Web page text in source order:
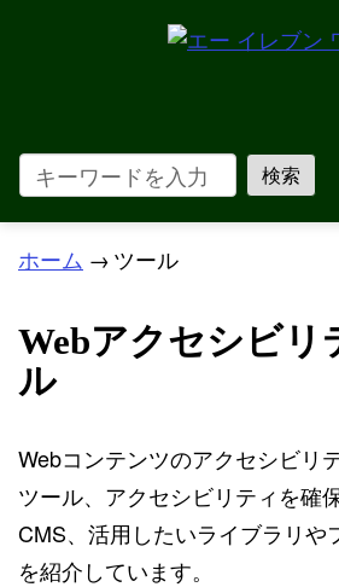
ホーム →ツール
Webアクセシビリ
ル
Webコンテンツのアクセシビリ
ツール、アクセシビリティを確
CMS、活用したいライブラリや
を紹介しています。